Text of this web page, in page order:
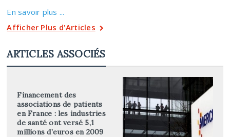
En savoir plus ...
Afficher Plus d'Articles
ARTICLES ASSOCIÉS
Financement des
associations de patients
en France : les industries
de santé ont versé 5,1
millions d’euros en 2009